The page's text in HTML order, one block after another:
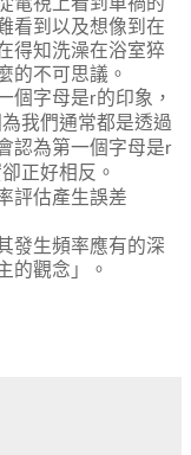
看到以及想像到在
得知洗澡在浴室猝
的不可思議。
個字母是r的印象，
我們通常都是透過
認為第一個字母是r
正好相反。
評估產生誤差
發生頻率應有的深
的觀念」。